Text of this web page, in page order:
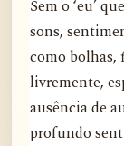
Sem o ‘eu’
sons,
como
livremente,
ausência de
profundo